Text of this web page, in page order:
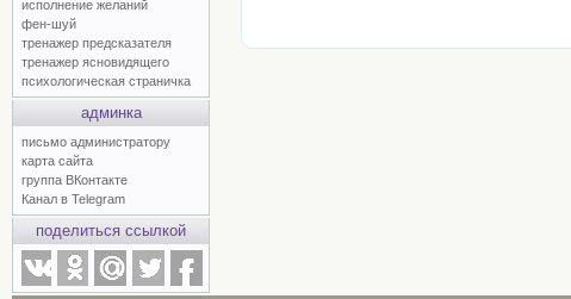
исполнение желаний
фен-шуй
тренажер предсказателя
тренажер ясновидящего
психологическая страничка
админка
письмо администратору
карта сайта
группа ВКонтакте
Канал в Telegram
поделиться ссылкой